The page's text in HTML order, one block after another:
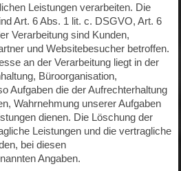
Leistungen verarbeiten. Die
Art. 6 Abs. 1 lit. c. DSGVO, Art. 6
Verarbeitung sind Kunden,
und Websitebesucher betroffen.
an der Verarbeitung liegt in der
Büroorganisation,
Aufgaben die der Aufrechterhaltung
Wahrnehmung unserer Aufgaben
dienen. Die Löschung der
Leistungen und die vertragliche
bei diesen
Angaben.